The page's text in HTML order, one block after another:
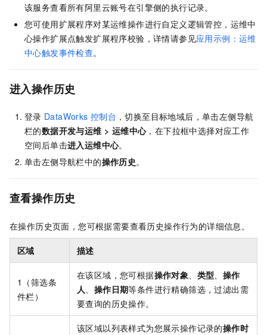
该服务查看所有阿里云账号在引擎侧的执行记录。
您可使用扩展程序对某运维操作进行自定义逻辑管控，运维中
心操作扩展点触发扩展程序校验，详情请参见应用示例：运维
中心触发事件检查。
进入操作历史
登录 DataWorks 控制台 ，切换至目标地域后，单击左侧导航
栏的数据开发与运维 > 运维中心，在下拉框中选择对应工作
空间后单击进入运维中心。
单击左侧导航栏中的操作历史。
查看操作历史
在操作历史页面，您可根据需要查看历史操作行为的详细信息。
区域 描述
1（筛选条
件栏）
在该区域，您可根据操作对象 类型
操作
人
操作日期等条件进行精确筛选，过滤出需
要查询的历史操作。
该区域以列表样式为您展示操作记录的操作时